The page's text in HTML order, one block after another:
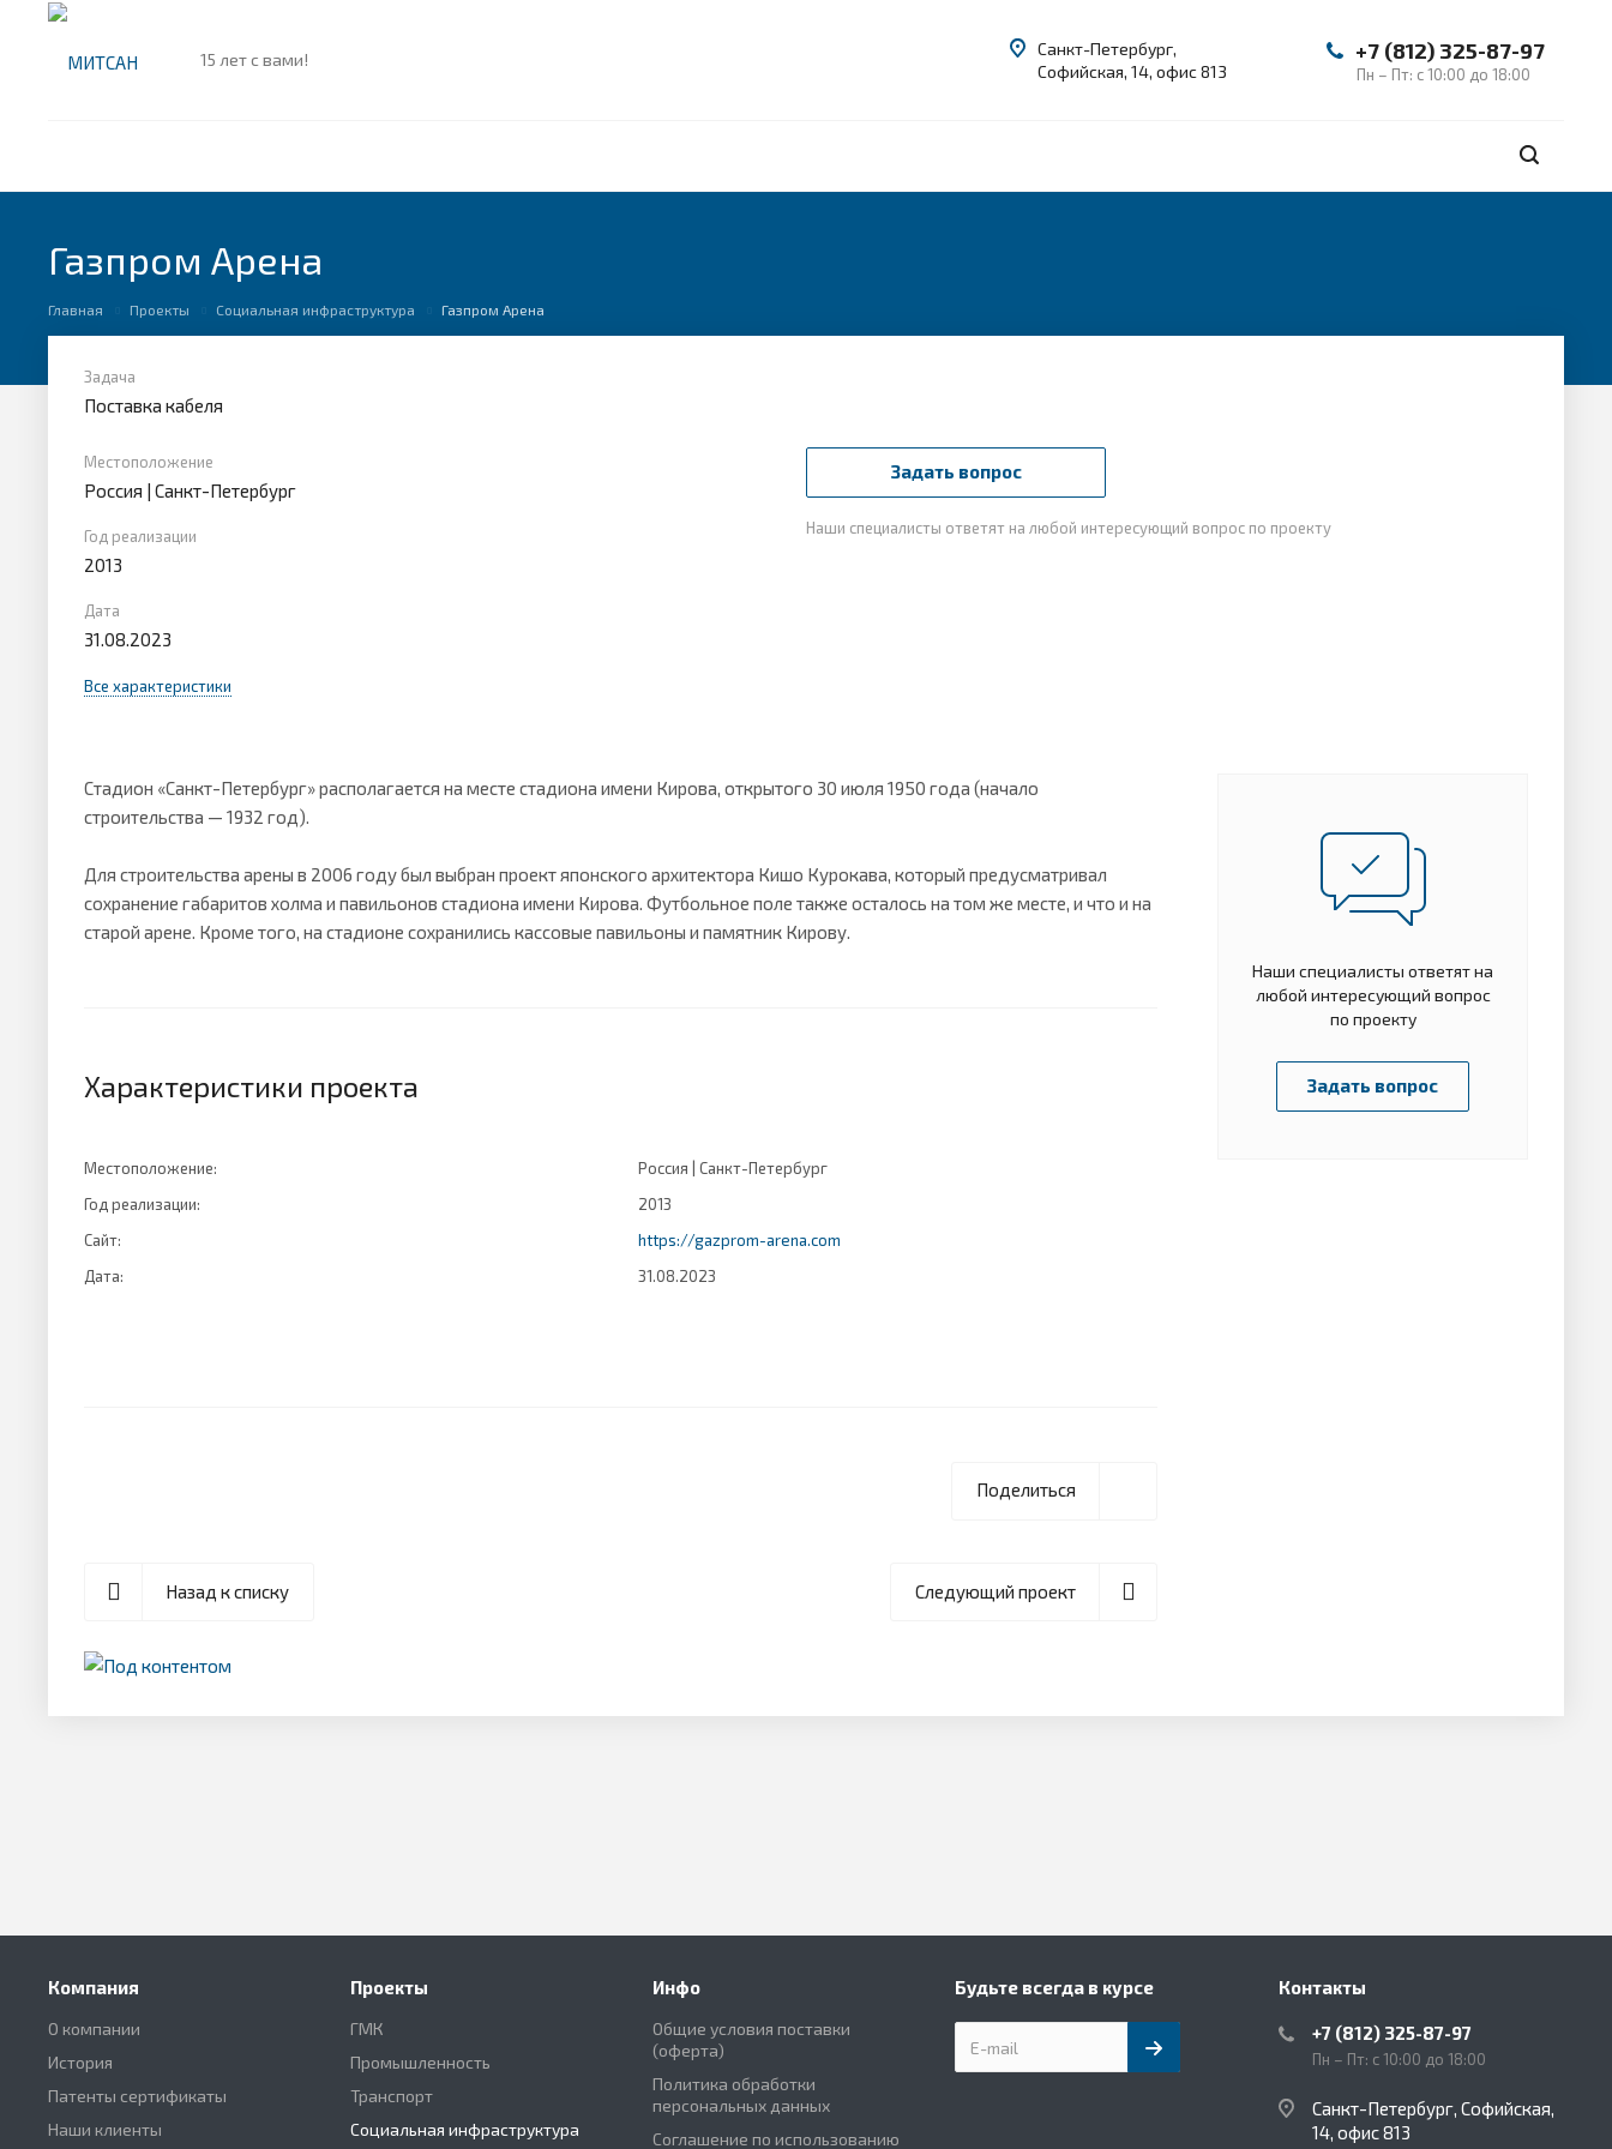
15 лет с вами! +7 (812) 325-87-97
Пн – Пт: с 10:00 до 18:00
Санкт-Петербург,
Софийская, 14, офис 813
Газпром Арена
Главная Проекты Социальная инфраструктура Газпром Арена
Задача
Поставка кабеля
Местоположение
Россия | Санкт-Петербург
Год реализации
2013
Дата
31.08.2023
Все характеристики
Задать вопрос
Наши специалисты ответят на любой интересующий вопрос по проекту
Стадион «Санкт-Петербург» располагается на месте стадиона имени Кирова, открытого 30 июля 1950 года (начало
строительства — 1932 год).
Для строительства арены в 2006 году был выбран проект японского архитектора Кишо Курокава, который предусматривал
сохранение габаритов холма и павильонов стадиона имени Кирова. Футбольное поле также осталось на том же месте, и что и на
старой арене. Кроме того, на стадионе сохранились кассовые павильоны и памятник Кирову.
Характеристики проекта
Местоположение
Россия | Санкт-Петербург
Год реализации
2013
Сайт
https://gazprom-arena.com
Дата
31.08.2023
Наши специалисты ответят на
любой интересующий вопрос
по проекту
Задать вопрос
Поделиться
Назад к списку Следующий проект
Компания
О компании
История
Патенты сертификаты
Наши клиенты
Проекты
ГМК
Промышленность
Транспорт
Социальная инфраструктура
Инфо
Общие условия поставки
(оферта)
Политика обработки
персональных данных
Соглашение по использованию
Будьте всегда в курсе Контакты
+7 (812) 325-87-97
Пн – Пт: с 10:00 до 18:00
Санкт-Петербург, Софийская,
14, офис 813